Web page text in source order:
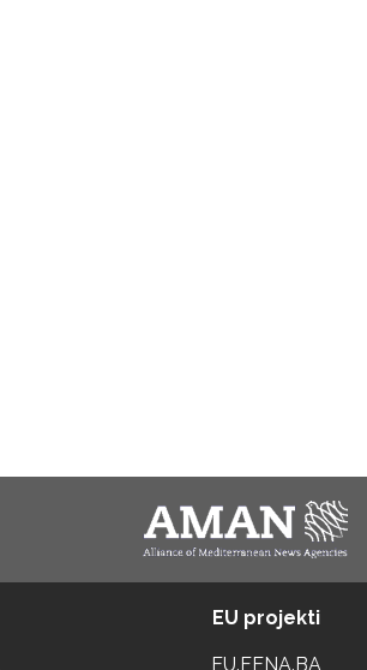
EU projekti
EU.FENA.BA